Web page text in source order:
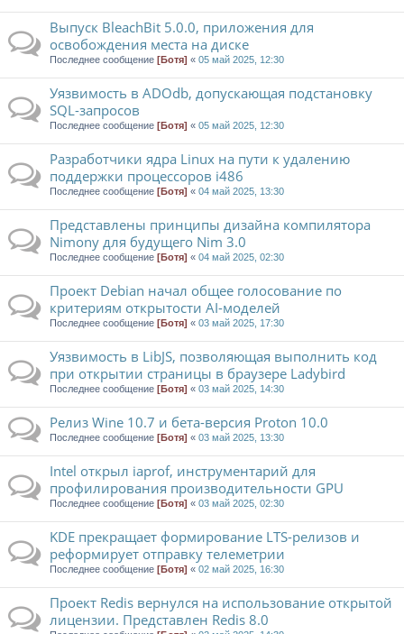
Выпуск BleachBit 5.0.0, приложения для
освобождения места на диске
Последнее сообщение [Ботя] « 05 май 2025, 12:30
Уязвимость в ADOdb, допускающая подстановку
SQL-запросов
Последнее сообщение [Ботя] « 05 май 2025, 12:30
Разработчики ядра Linux на пути к удалению
поддержки процессоров i486
Последнее сообщение [Ботя] « 04 май 2025, 13:30
Представлены принципы дизайна компилятора
Nimony для будущего Nim 3.0
Последнее сообщение [Ботя] « 04 май 2025, 02:30
Проект Debian начал общее голосование по
критериям открытости AI-моделей
Последнее сообщение [Ботя] « 03 май 2025, 17:30
Уязвимость в LibJS, позволяющая выполнить код
при открытии страницы в браузере Ladybird
Последнее сообщение [Ботя] « 03 май 2025, 14:30
Релиз Wine 10.7 и бета-версия Proton 10.0
Последнее сообщение [Ботя] « 03 май 2025, 13:30
Intel открыл iaprof, инструментарий для
профилирования производительности GPU
Последнее сообщение [Ботя] « 03 май 2025, 02:30
KDE прекращает формирование LTS-релизов и
реформирует отправку телеметрии
Последнее сообщение [Ботя] « 02 май 2025, 16:30
Проект Redis вернулся на использование открытой
лицензии. Представлен Redis 8.0